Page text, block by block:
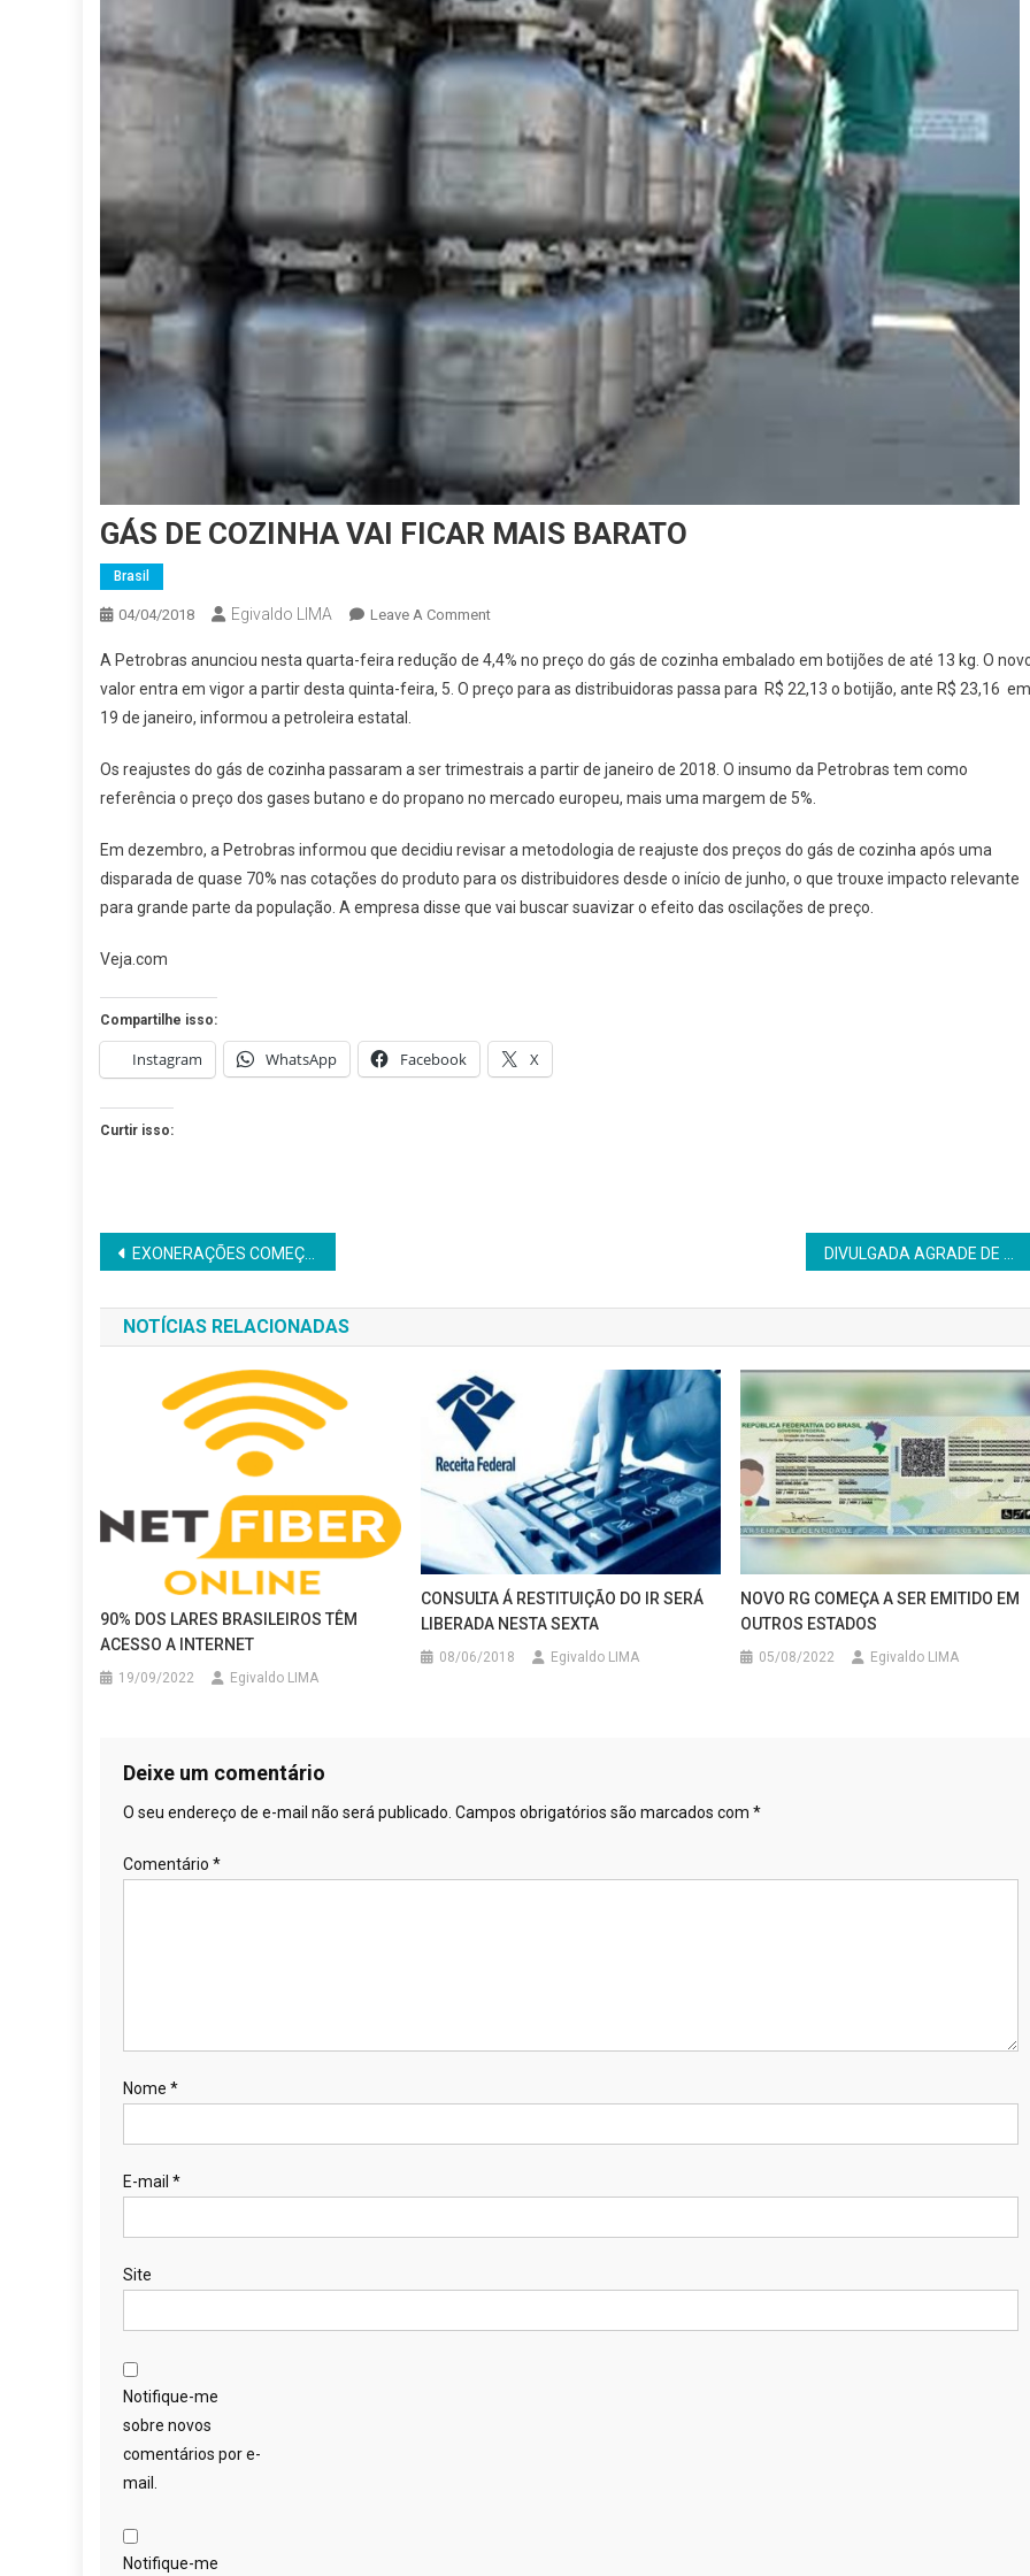
GÁS DE COZINHA VAI FICAR MAIS BARATO
Brasil
04/04/2018 Egivaldo LIMA Leave A CommentOn
DE
COZINHA
MAIS
BARATO
A Petrobras anunciou nesta quarta-feira redução de 4,4% no preço do gás de cozinha embalado em botijões de até 13 kg. O
valor entra em vigor a partir desta quinta-feira, 5. O preço para as distribuidoras passa para R$ 22,13 o botijão, ante R$ 23,16 em
19 de janeiro, informou a petroleira estatal.
Os reajustes do gás de cozinha passaram a ser trimestrais a partir de janeiro de 2018. O insumo da Petrobras tem como
referência o preço dos gases butano e do propano no mercado europeu, mais uma margem de 5%.
Em dezembro, a Petrobras informou que decidiu revisar a metodologia de reajuste dos preços do gás de cozinha após uma
disparada de quase 70% nas cotações do produto para os distribuidores desde o início de junho, o que trouxe impacto relevante
para grande parte da população. A empresa disse que vai buscar suavizar o efeito das oscilações de preço.
Veja.com
Compartilhe isso:
Instagram WhatsApp Facebook X
Curtir isso:
Navegação
de
Post
EXONERAÇÕES COMEÇAM NOS PRÓXIMOS DIAS
NOTÍCIAS RELACIONADAS
90% DOS LARES BRASILEIROS TÊM
ACESSO A INTERNET
19/09/2022 Egivaldo LIMA
CONSULTA Á RESTITUIÇÃO DO IR SERÁ
LIBERADA NESTA SEXTA
08/06/2018 Egivaldo LIMA
NOVO RG COMEÇA A SER EMITIDO EM
OUTROS ESTADOS
05/08/2022 Egivaldo LIMA
Deixe um comentário
O seu endereço de e-mail não será publicado. Campos obrigatórios são marcados com *
Comentário *
Nome *
E-mail *
Site
Notifique-me
sobre novos
comentários por e-
mail.
Notifique-me